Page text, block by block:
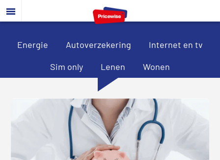
Door
naar
hoofd
Spring
naar
eerste
Spring
naar
voettekst
Energie Autoverzekering Internet en tv
Sim only Lenen Wonen